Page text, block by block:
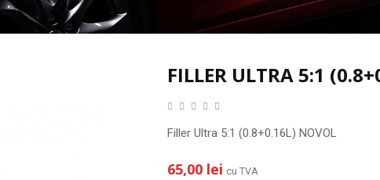
FILLER ULTRA 5:1
Filler Ultra 5:1 (0.8+0.16L) NOVOL
65,00 lei cu TVA